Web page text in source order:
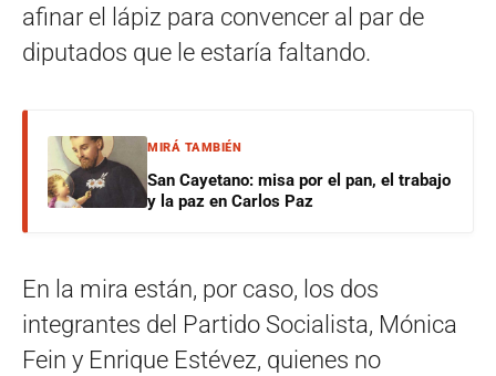
afinar el lápiz para convencer al par de
diputados que le estaría faltando.
MIRÁ TAMBIÉN
San Cayetano: misa por el pan, el trabajo
y la paz en Carlos Paz
En la mira están, por caso, los dos
integrantes del Partido Socialista, Mónica
Fein y Enrique Estévez, quienes no